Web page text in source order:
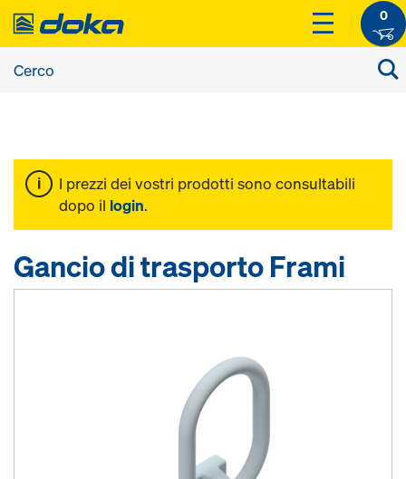
0
I prezzi dei vostri prodotti sono consultabili
dopo il login.
Gancio di trasporto Frami